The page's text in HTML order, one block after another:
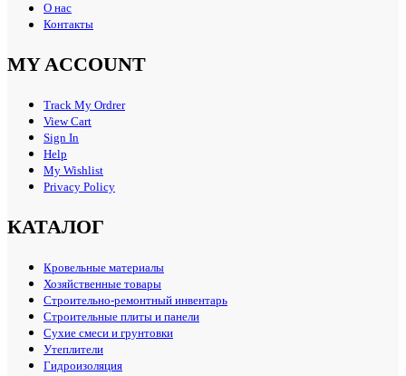
О нас
Контакты
MY ACCOUNT
Track My Ordrer
View Cart
Sign In
Help
My Wishlist
Privacy Policy
КАТАЛОГ
Кровельные материалы
Хозяйственные товары
Строительно-ремонтный инвентарь
Строительные плиты и панели
Сухие смеси и грунтовки
Утеплители
Гидроизоляция